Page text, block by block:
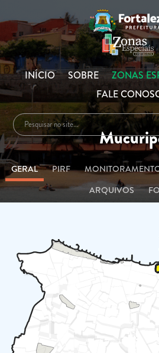
INÍCIO SOBRE ZONAS
FALE
GERAL PIRF
ARQUIVOS